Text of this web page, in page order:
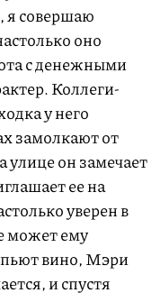
совершаю
оно
с денежными
Коллеги-
у него
замолкают от
улице он замечает
ее на
уверен в
может ему
вино, Мэри
и спустя